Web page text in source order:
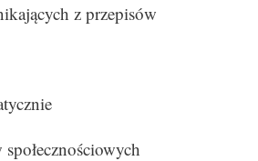
z przepisów